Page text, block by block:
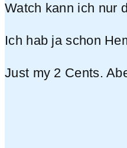
Watch kann ich nur
Ich hab ja schon
Just my 2 Cents.